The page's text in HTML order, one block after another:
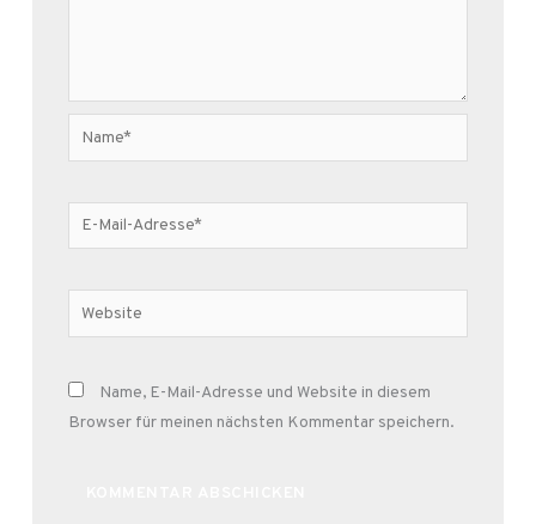
Name*
E-
Mail-
Website
Name, E-Mail-Adresse und Website in diesem
Browser für meinen nächsten Kommentar speichern.